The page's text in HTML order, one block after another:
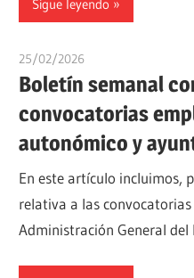
Sigue leyendo
25/02/2026
Boletín semanal
convocatorias
autonómico y
En este artículo incluimos,
relativa a las convocatorias
Administración General del